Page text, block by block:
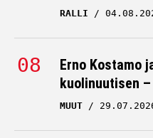
RALLI
Erno Kostamo
kuolinuutisen –
MUUT